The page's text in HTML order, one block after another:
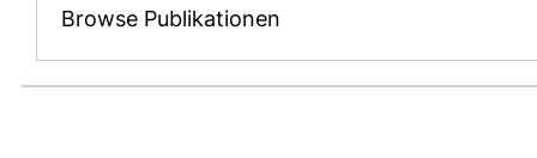
Browse Publikationen